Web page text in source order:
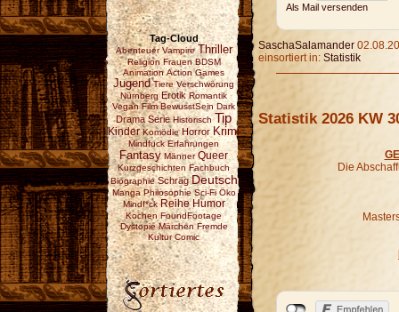
Tag-Cloud
Abenteuer Vampire Thriller
Religion Frauen BDSM
Animation Action Games
Jugend Tiere Verschwörung
Nürnberg Erotik Romantik
Vegan Film BewusstSein Dark
Drama Serie Historisch Tip
Kinder Komödie Horror Krimi
Mindfuck Erfahrungen
Fantasy Männer Queer
Kurzgeschichten Fachbuch
Biographie Schräg Deutsch
Manga Philosophie Sci-Fi Öko
Mindf*ck Reihe Humor
Kochen FoundFootage
Dystopie Märchen Fremde
Kultur Comic
Als Mail versenden
SaschaSalamander
einsortiert in: Statistik
Statistik 2026 KW
Die